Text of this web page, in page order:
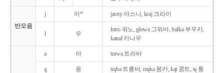
반모음
j 이* jasny 야스니, kraj 크라이
ł 우
łono 워노, głowa 그워바, bułka 부우카,
kanał 카나우
a 아 trawa 트라바
ą̨ 옹 trąba 트롱바, mąka 몽카, kąt 콩트, tą 통